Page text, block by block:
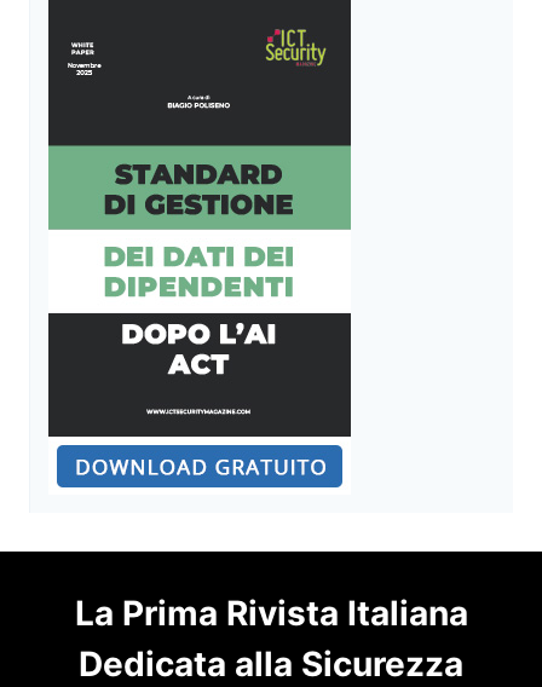
La Prima Rivista Italiana
Dedicata alla Sicurezza